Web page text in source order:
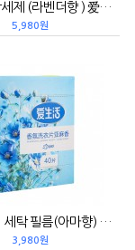
애생활 세탁세제 (라벤더향 ) 爱生活留香珠爆炸盐/750g/薰衣草（洗衣卫浴）（25新品）
5,980원
애생활 향기 세탁 필름(아마향) 爱生活 香氛洗衣片/亚麻香（洗衣卫浴）（25新品）
3,980원